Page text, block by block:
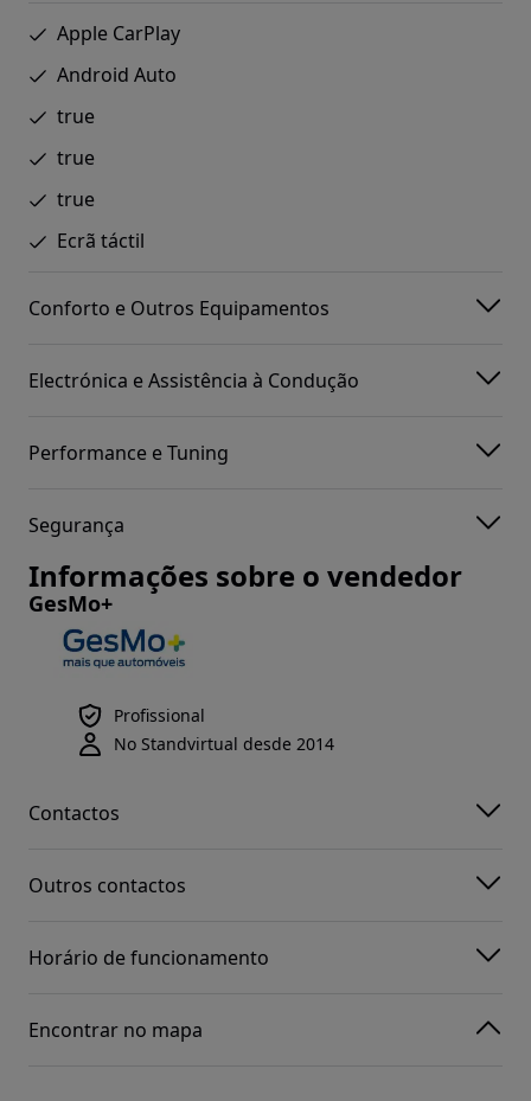
Apple CarPlay
Android Auto
true
true
true
Ecrã táctil
Conforto e Outros Equipamentos
Electrónica e Assistência à Condução
Performance e Tuning
Segurança
Informações sobre o vendedor
GesMo+
Profissional
No Standvirtual desde 2014
Contactos
Outros contactos
Horário de funcionamento
Encontrar no mapa